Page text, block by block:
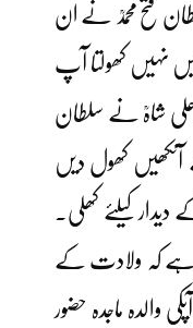
فتح محمدؒ نے ان
نہیں کھولتا آپ
علی شاہؒ نے سلطان
آنکھیں کھول دیں
کیلئے کھلی۔
کہ ولادت کے
والدہ ماجدہ حضور